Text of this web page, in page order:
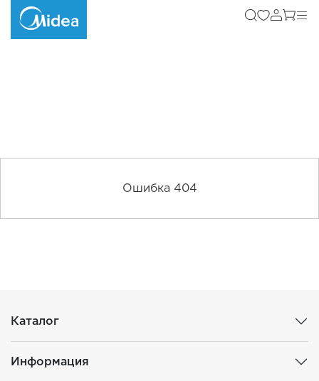
Ошибка 404
Каталог
Информация